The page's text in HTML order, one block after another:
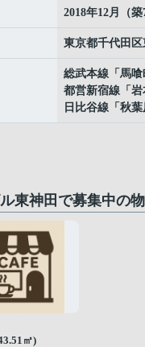
2018年12月（築
東京都千代田区
総武本線 「 馬喰
都営新宿線 「 岩
日比谷線 「 秋葉
東神田で募集中の
㎡)